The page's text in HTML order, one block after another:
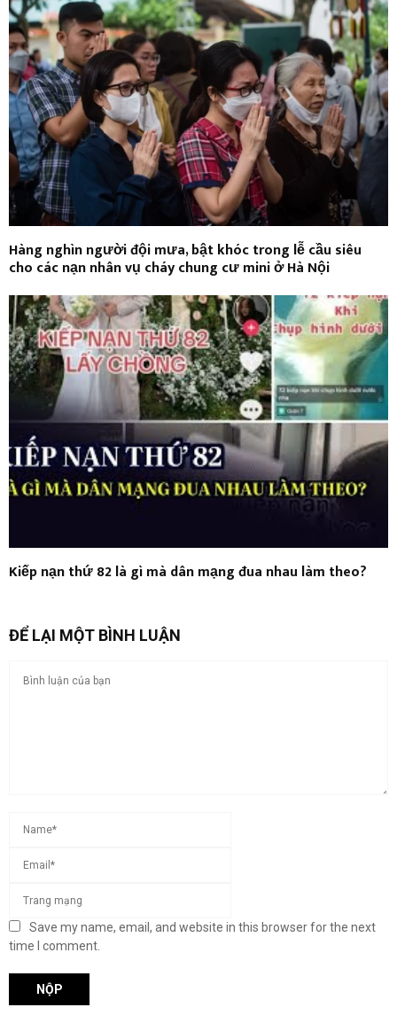
Hàng nghìn người đội mưa, bật khóc trong lễ cầu siêu
cho các nạn nhân vụ cháy chung cư mini ở Hà Nội
Kiếp nạn thứ 82 là gì mà dân mạng đua nhau làm theo?
ĐỂ LẠI MỘT BÌNH LUẬN
Save my name, email, and website in this browser for the next
time I comment.